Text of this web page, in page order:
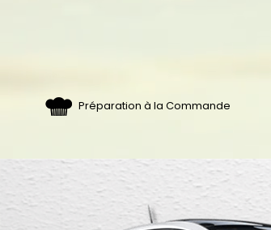
Préparation à la Commande